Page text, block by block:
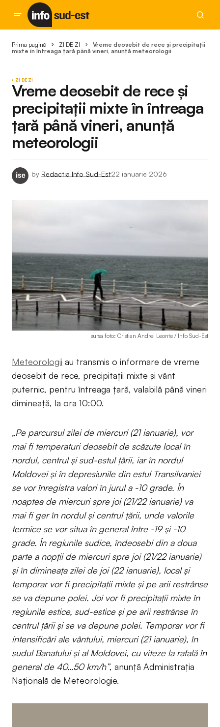
Prima pagină ZI DE ZI
Vreme deosebit de rece și precipitații
mixte în întreaga țară până vineri, anunță meteorologii
ZI DE ZI
Vreme deosebit de rece și
precipitații mixte în întreaga
țară până vineri, anunță
meteorologii
by Redactia Info Sud-Est22 ianuarie 2026
sursa foto: Cristian Andrei Leonte / Info Sud-Est
Meteorologii au transmis o informare de vreme
deosebit de rece, precipitații mixte și vânt
puternic, pentru întreaga țară, valabilă până vineri
dimineață, la ora 10:00.
„Pe parcursul zilei de miercuri (21 ianuarie), vor
mai fi temperaturi deosebit de scăzute local în
nordul, centrul și sud-estul țării, iar în nordul
Moldovei și în depresiunile din estul Transilvaniei
se vor înregistra valori în jurul a -10 grade. În
noaptea de miercuri spre joi (21/22 ianuarie) va
mai fi ger în nordul și centrul țării, unde valorile
termice se vor situa în general între -19 și -10
grade. În regiunile sudice, îndeosebi din a doua
parte a nopții de miercuri spre joi (21/22 ianuarie)
și în dimineața zilei de joi (22 ianuarie), local și
temporar vor fi precipitații mixte și pe arii restrânse
se va depune polei. Joi vor fi precipitații mixte în
regiunile estice, sud-estice și pe arii restrânse în
centrul țării și se va depune polei. Temporar vor fi
intensificări ale vântului, miercuri (21 ianuarie), în
sudul Banatului și al Moldovei, cu viteze la rafală în
general de 40…50 km/h”, anunță Administrația
Națională de Meteorologie.